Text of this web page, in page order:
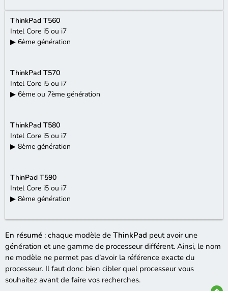
ThinkPad T560
Intel Core i5 ou i7
▶ 6ème génération
ThinkPad T570
Intel Core i5 ou i7
▶ 6ème ou 7ème génération
ThinkPad T580
Intel Core i5 ou i7
▶ 8ème génération
ThinPad T590
Intel Core i5 ou i7
▶ 8ème génération
En résumé : chaque modèle de ThinkPad peut avoir une
génération et une gamme de processeur différent. Ainsi, le nom
ne modèle ne permet pas d’avoir la référence exacte du
processeur. Il faut donc bien cibler quel processeur vous
souhaitez avant de faire vos recherches.